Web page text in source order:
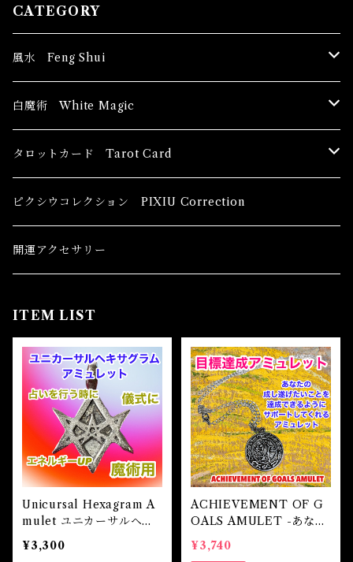
CATEGORY
風水 Feng Shui
ブッダ Buddha
恋愛運
健康運 Health
金運 Money
キーチェーン
金運 Money
恋愛 Love
干支風水置き物
子 Rat
牛 Ox
寅 Tiger
ブレスレット Bracelet
恋愛
仕事 Job
人間関係 Relationship
白魔術 White Magic
香油 Oils
恋愛 Love
金運 Money
自己実現 Self-realization
裁判 Trial
人間関係 Relationships
キャンドル Candles
恋愛 Love
自己実現 Self-Realization
スピリチュアル Spiritual
人間関係 RelationShips
線香 Stick Incense
仕事
人間関係
恋愛 Love
護身
パウダー Magical Powder
仕事
恋愛 Love
金運 Money
人間関係 Relationships
バス＆フロアウォッシュ Bath&Floor Wash
護身 Self-Defence
恋愛 Love
金運 Money
バスハーブ Bath Herb
恋愛 love
白魔術キット
アミュレット Amulet
タロットカード Tarot Card
初心者向け For The Beginners
中級者向け
ピクシウコレクション PIXIU Correction
開運アクセサリー
ITEM LIST
Unicursal Hexagram A
mulet ユニカーサルヘキ
サグラムアミュレット 白
魔術アミュレット
¥3,300
ACHIEVEMENT OF G
OALS AMULET -あなた
を目標達成へと導くアミュ
レット-
¥3,740